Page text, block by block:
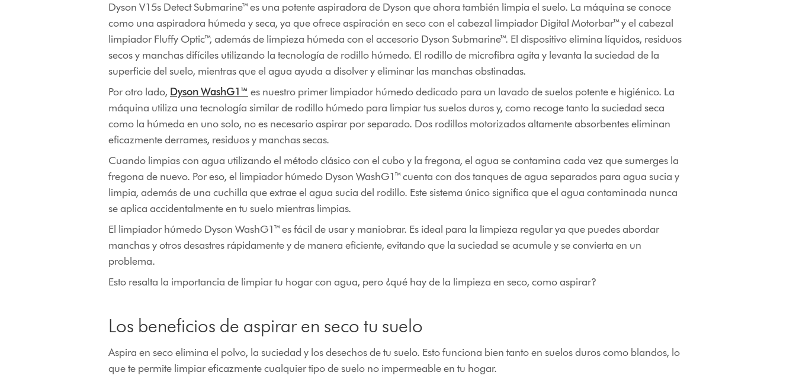
Dyson V15s Detect Submarine™ es una potente aspiradora de Dyson que ahora también limpia el suelo. La máquina se conoce
como una aspiradora húmeda y seca, ya que ofrece aspiración en seco con el cabezal limpiador Digital Motorbar™ y el cabezal
limpiador Fluffy Optic™, además de limpieza húmeda con el accesorio Dyson Submarine™. El dispositivo elimina líquidos, residuos
secos y manchas difíciles utilizando la tecnología de rodillo húmedo. El rodillo de microfibra agita y levanta la suciedad de la
superficie del suelo, mientras que el agua ayuda a disolver y eliminar las manchas obstinadas.
Por otro lado, Dyson WashG1™ es nuestro primer limpiador húmedo dedicado para un lavado de suelos potente e higiénico. La
máquina utiliza una tecnología similar de rodillo húmedo para limpiar tus suelos duros y, como recoge tanto la suciedad seca
como la húmeda en uno solo, no es necesario aspirar por separado. Dos rodillos motorizados altamente absorbentes eliminan
eficazmente derrames, residuos y manchas secas.
Cuando limpias con agua utilizando el método clásico con el cubo y la fregona, el agua se contamina cada vez que sumerges la
fregona de nuevo. Por eso, el limpiador húmedo Dyson WashG1™ cuenta con dos tanques de agua separados para agua sucia y
limpia, además de una cuchilla que extrae el agua sucia del rodillo. Este sistema único significa que el agua contaminada nunca
se aplica accidentalmente en tu suelo mientras limpias.
El limpiador húmedo Dyson WashG1™ es fácil de usar y maniobrar. Es ideal para la limpieza regular ya que puedes abordar
manchas y otros desastres rápidamente y de manera eficiente, evitando que la suciedad se acumule y se convierta en un
problema.
Esto resalta la importancia de limpiar tu hogar con agua, pero ¿qué hay de la limpieza en seco, como aspirar?
Los beneficios de aspirar en seco tu suelo
Aspira en seco elimina el polvo, la suciedad y los desechos de tu suelo. Esto funciona bien tanto en suelos duros como blandos, lo
que te permite limpiar eficazmente cualquier tipo de suelo no impermeable en tu hogar.